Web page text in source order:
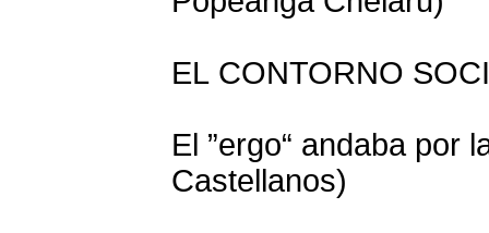
EL CONTORNO
El ”ergo“ andaba por
Castellanos)